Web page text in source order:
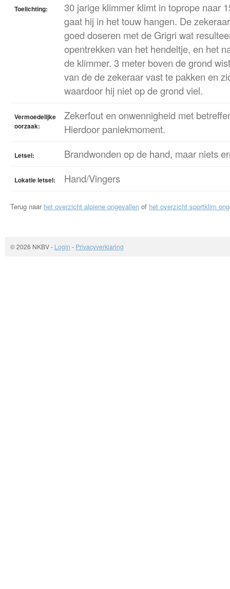
Toelichting:
30 jarige klimmer klimt in toprope naar
gaat hij in het touw hangen. De
goed doseren met de Grigri wat
opentrekken van het hendeltje, en het
de klimmer. 3 meter boven de grond
van de de zekeraar vast te pakken en
waardoor hij niet op de grond viel.
Vermoedelijke
oorzaak:
Zekerfout en onwennigheid met
Hierdoor paniekmoment.
Letsel: Brandwonden op de hand, maar niets
Lokatie letsel: Hand/Vingers
Terug naar het overzicht alpiene ongevallen of het overzicht sportklim
© 2026 NKBV- Login - Privacyverklaring